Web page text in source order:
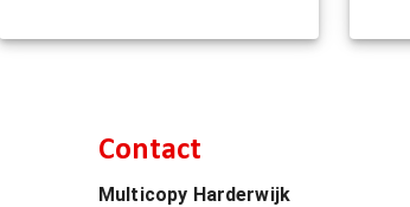
Contact
Multicopy Harderwijk